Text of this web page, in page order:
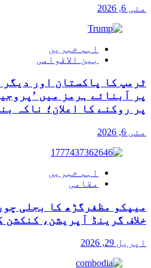
مئی 6, 2026
اہم خبریں
بین الاقوامی
ٹرمپ کا پاکستان اور
پر آبنائے ہرمز میں
پر روکنے کا اعلان؛ ناکہ
مئی 6, 2026
اہم خبریں
مقامی
میپکو مظفرگڑھ کا بجلی
خلاف گرینڈ آپریشن،
اپریل 29, 2026